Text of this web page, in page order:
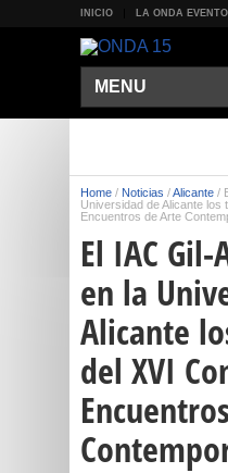
INICIO LA ONDA
MENU
Home / Noticias /Alicante /
Universidad de Alicante
Encuentros de Arte
El IAC
en la
Alicante
del XVI